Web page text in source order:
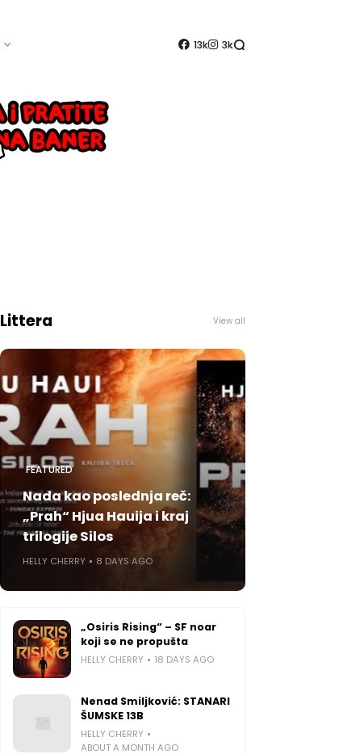
13k 3k
Littera View all
FEATURED
Nada kao poslednja reč:
„Prah“ Hjua Hauija i kraj
trilogije Silos
HELLY CHERRY 8 DAYS AGO
„Osiris Rising“ – SF noar
koji se ne propušta
HELLY CHERRY 18 DAYS AGO
Nenad Smiljković: STANARI
ŠUMSKE 13B
HELLY CHERRY
ABOUT A MONTH AGO